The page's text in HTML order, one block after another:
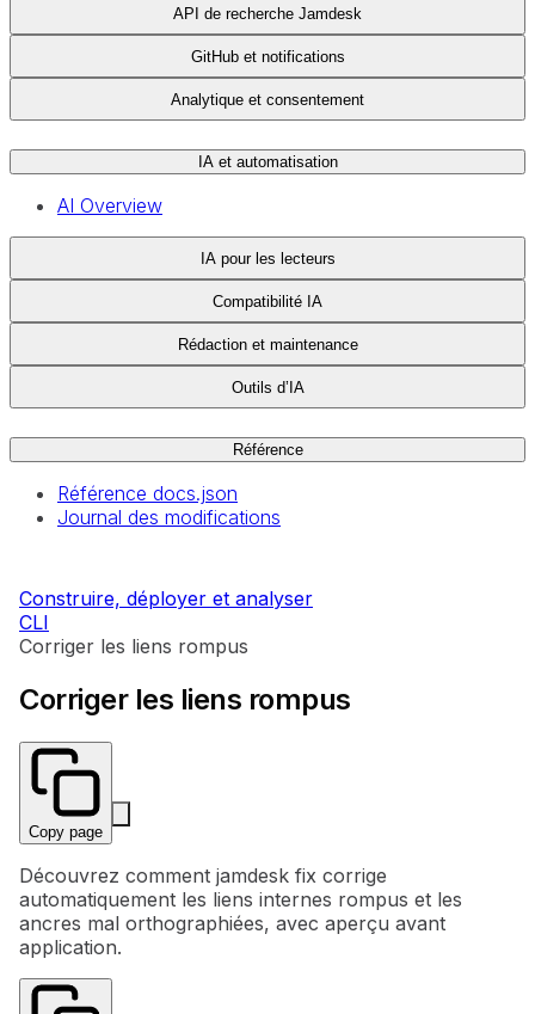
API de recherche Jamdesk
GitHub et notifications
Analytique et consentement
IA et automatisation
AI Overview
IA pour les lecteurs
Compatibilité IA
Rédaction et maintenance
Outils d’IA
Référence
Référence docs.json
Journal des modifications
Construire, déployer et analyser
CLI
Corriger les liens rompus
Corriger les liens rompus
Copy page
Découvrez comment jamdesk fix corrige
automatiquement les liens internes rompus et les
ancres mal orthographiées, avec aperçu avant
application.